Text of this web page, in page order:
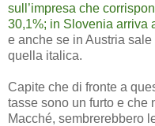
sull’impresa che
30,1%; in Slovenia arriva
e anche se in Austria
quella italica.
Capite che di fronte a
tasse sono un furto e che
Macché, sembrerebbero